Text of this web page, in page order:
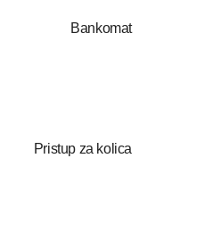
Bankomat
Pristup za kolica